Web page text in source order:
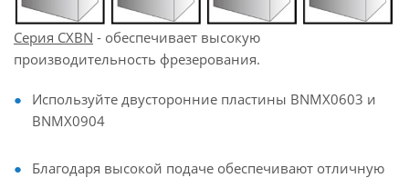
Серия CXBN - обеспечивает высокую
производительность фрезерования.
Используйте двусторонние пластины BNMX0603 и
BNMX0904
Благодаря высокой подаче обеспечивают отличную